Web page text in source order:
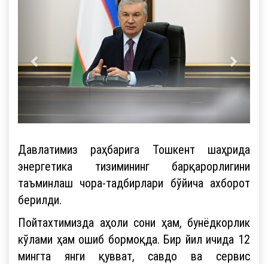
Давлатимиз раҳбарига Тошкент шаҳрида
энергетика тизимининг барқарорлигини
таъминлаш чора-тадбирлари бўйича ахборот
берилди.
Пойтахтимизда аҳоли сони ҳам, бунёдкорлик
кўлами ҳам ошиб бормоқда. Бир йил ичида 12
мингта янги қувват, савдо ва сервис